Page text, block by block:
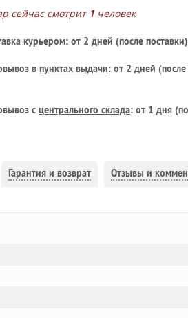
сейчас смотрит 1 человек
курьером: от 2 дней (после
в пунктах выдачи: от 2 дней
с центрального склада: от 1 дня
Гарантия и возврат Отзывы и